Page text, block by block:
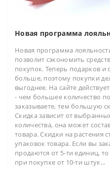
Новая программа
Новая программа
позволит сэкономить
покупок. Теперь подарков и
больше, поэтому покупки
выгоднее. На сайте
- чем большее количество
заказываете, тем большую
Скидка зависит от
количества, она может
товара. Скидки на растения
упаковок товара. Если вы
продаются от 5-ти единиц,
при покупке от 10-ти штук...